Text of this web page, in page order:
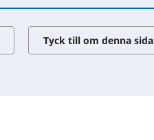
Tyck till om denna sida